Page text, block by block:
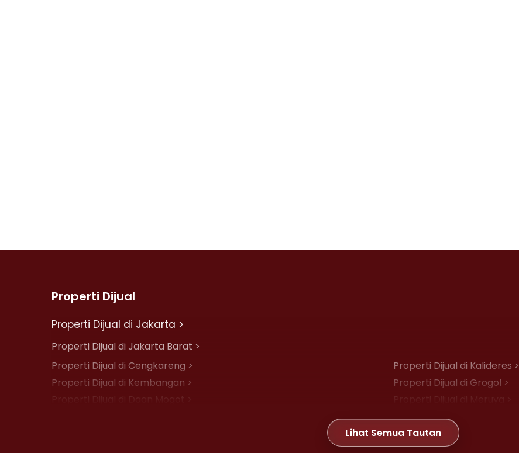
Properti Dijual
Properti Dijual di Jakarta >
Properti Dijual di Jakarta Barat >
Properti Dijual di Cengkareng >
Properti Dijual di Kalideres >
Properti Dijual di Kembangan >
Properti Dijual di Grogol >
Properti Dijual di Daan Mogot >
Properti Dijual di Meruya >
Properti Dijual di Joglo >
Lihat Semua Tautan